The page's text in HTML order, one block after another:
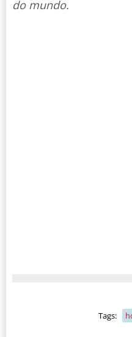
do mundo.
Tags: